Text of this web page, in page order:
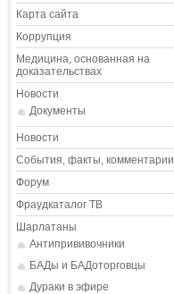
Карта сайта
Коррупция
Медицина, основанная на
доказательствах
Новости
Документы
Новости
События, факты, комментарии
Форум
Фраудкаталог ТВ
Шарлатаны
Антипрививочники
БАДы и БАДоторговцы
Дураки в эфире